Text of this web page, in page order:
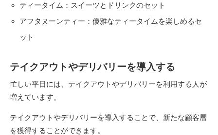
ティータイム：スイーツとドリンクのセット
アフタヌーンティー：優雅なティータイムを楽しめるセ
ット
テイクアウトやデリバリーを導入する
忙しい平日には、テイクアウトやデリバリーを利用する人が
増えています。
テイクアウトやデリバリーを導入することで、新たな顧客層
を獲得することができます。